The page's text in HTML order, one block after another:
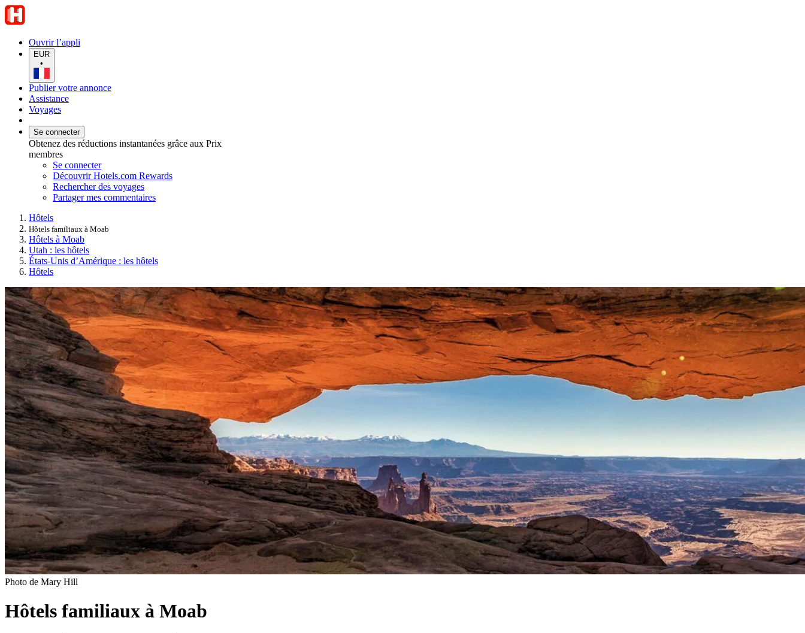
Ouvrir l’appli
EUR
•
Publier votre annonce
Assistance
Voyages
Se connecter
Obtenez des réductions instantanées grâce aux Prix
membres
Se connecter
Découvrir Hotels.com Rewards
Rechercher des voyages
Partager mes commentaires
Hôtels
Hôtels familiaux à Moab
Hôtels à Moab
Utah : les hôtels
États-Unis d’Amérique : les hôtels
Hôtels
Photo de Mary Hill
Hôtels familiaux à Moab